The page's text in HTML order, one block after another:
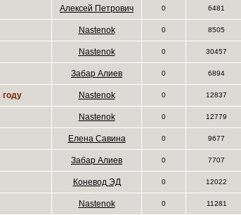
Алексей Петрович 0 6481
Nastenok 0 8505
Nastenok 0 30457
Забар Алиев 0 6894
Nastenok 0 12837
Nastenok 0 12779
Елена Савина 0 9677
Забар Алиев 0 7707
Коневод ЭД 0 12022
Nastenok 0 11281